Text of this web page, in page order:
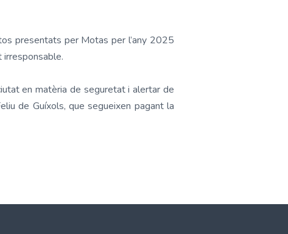
presentats per Motas per l’any 2025
irresponsable.
en matèria de seguretat i alertar de
de Guíxols, que segueixen pagant la